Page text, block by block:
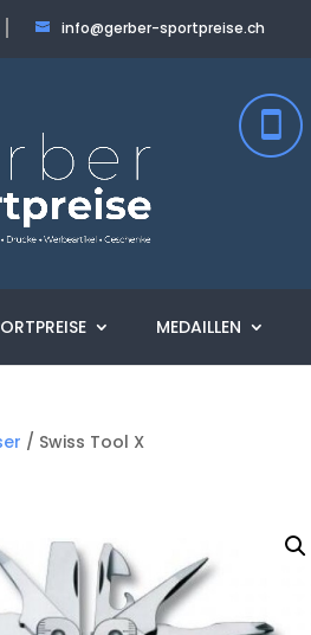
info@gerber-sportpreise.ch
MEDAILLEN
/ Swiss Tool X